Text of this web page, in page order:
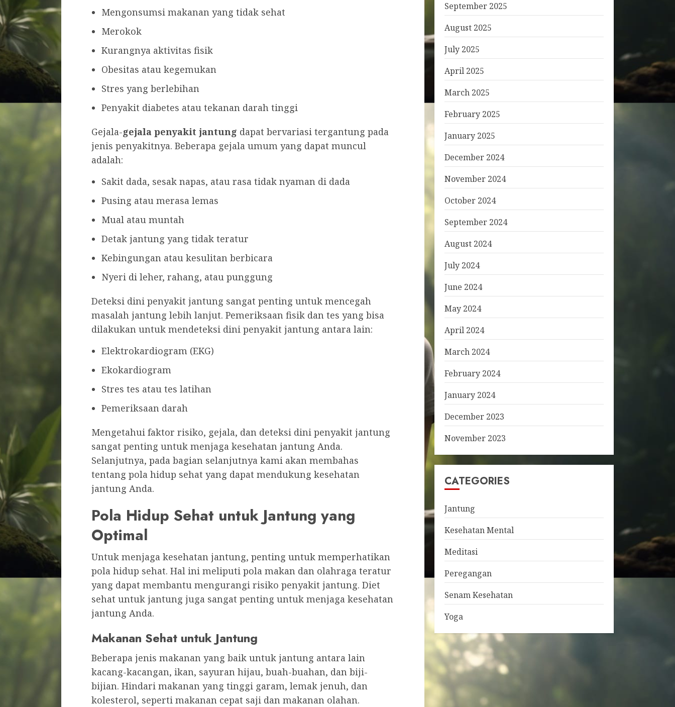
Mengonsumsi makanan yang tidak sehat
Merokok
Kurangnya aktivitas fisik
Obesitas atau kegemukan
Stres yang berlebihan
Penyakit diabetes atau tekanan darah tinggi
Gejala-gejala penyakit jantung dapat bervariasi tergantung pada
jenis penyakitnya. Beberapa gejala umum yang dapat muncul
adalah:
Sakit dada, sesak napas, atau rasa tidak nyaman di dada
Pusing atau merasa lemas
Mual atau muntah
Detak jantung yang tidak teratur
Kebingungan atau kesulitan berbicara
Nyeri di leher, rahang, atau punggung
Deteksi dini penyakit jantung sangat penting untuk mencegah
masalah jantung lebih lanjut. Pemeriksaan fisik dan tes yang bisa
dilakukan untuk mendeteksi dini penyakit jantung antara lain:
Elektrokardiogram (EKG)
Ekokardiogram
Stres tes atau tes latihan
Pemeriksaan darah
Mengetahui faktor risiko, gejala, dan deteksi dini penyakit jantung
sangat penting untuk menjaga kesehatan jantung Anda.
Selanjutnya, pada bagian selanjutnya kami akan membahas
tentang pola hidup sehat yang dapat mendukung kesehatan
jantung Anda.
Pola Hidup Sehat untuk Jantung yang
Optimal
Untuk menjaga kesehatan jantung, penting untuk memperhatikan
pola hidup sehat. Hal ini meliputi pola makan dan olahraga teratur
yang dapat membantu mengurangi risiko penyakit jantung. Diet
sehat untuk jantung juga sangat penting untuk menjaga kesehatan
jantung Anda.
Makanan Sehat untuk Jantung
Beberapa jenis makanan yang baik untuk jantung antara lain
kacang-kacangan, ikan, sayuran hijau, buah-buahan, dan biji-
bijian. Hindari makanan yang tinggi garam, lemak jenuh, dan
kolesterol, seperti makanan cepat saji dan makanan olahan.
September 2025
August 2025
July 2025
April 2025
March 2025
February 2025
January 2025
December 2024
November 2024
October 2024
September 2024
August 2024
July 2024
June 2024
May 2024
April 2024
March 2024
February 2024
January 2024
December 2023
November 2023
CATEGORIES
Jantung
Kesehatan Mental
Meditasi
Peregangan
Senam Kesehatan
Yoga